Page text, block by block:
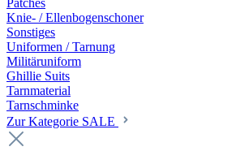
Patches
Knie- / Ellenbogenschoner
Sonstiges
Uniformen / Tarnung
Militäruniform
Ghillie Suits
Tarnmaterial
Tarnschminke
Zur Kategorie SALE